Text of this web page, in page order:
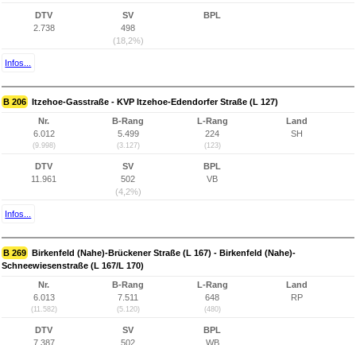
DTV
2.738
SV
498
(18,2%)
BPL
Infos...
B 206 Itzehoe-Gasstraße - KVP Itzehoe-Edendorfer Straße (L 127)
Nr.
6.012
(9.998)
B-Rang
5.499
(3.127)
L-Rang
224
(123)
Land
SH
DTV
11.961
SV
502
(4,2%)
BPL
VB
Infos...
B 269 Birkenfeld (Nahe)-Brückener Straße (L 167) - Birkenfeld (Nahe)-
Schneewiesenstraße (L 167/L 170)
Nr.
6.013
(11.582)
B-Rang
7.511
(5.120)
L-Rang
648
(480)
Land
RP
DTV
7.387
SV
502
BPL
WB